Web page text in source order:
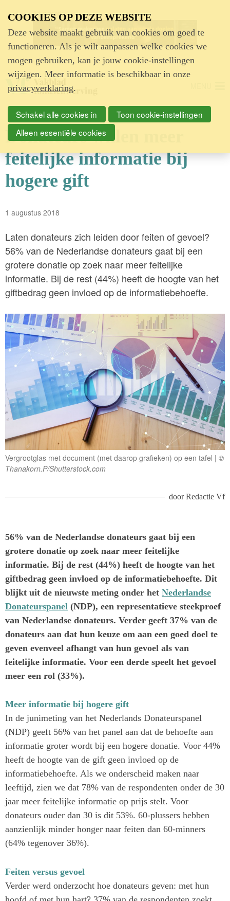
Advertentie
Donateurs willen meer
feitelijke informatie bij
hogere gift
1 augustus 2018
Laten donateurs zich leiden door feiten of gevoel?
56% van de Nederlandse donateurs gaat bij een
grotere donatie op zoek naar meer feitelijke
informatie. Bij de rest (44%) heeft de hoogte van het
giftbedrag geen invloed op de informatiebehoefte.
Vergrootglas met document (met daarop grafieken) op een tafel
©
Thanakorn.P/Shutterstock.com
doorRedactie Vf
56% van de Nederlandse donateurs gaat bij een
grotere donatie op zoek naar meer feitelijke
informatie. Bij de rest (44%) heeft de hoogte van het
giftbedrag geen invloed op de informatiebehoefte. Dit
blijkt uit de nieuwste meting onder het Nederlandse
Donateurspanel (NDP), een representatieve steekproef
van Nederlandse donateurs. Verder geeft 37% van de
donateurs aan dat hun keuze om aan een goed doel te
geven evenveel afhangt van hun gevoel als van
feitelijke informatie. Voor een derde speelt het gevoel
meer een rol (33%).
Meer informatie bij hogere gift
In de junimeting van het Nederlands Donateurspanel
(NDP) geeft 56% van het panel aan dat de behoefte aan
informatie groter wordt bij een hogere donatie. Voor 44%
heeft de hoogte van de gift geen invloed op de
informatiebehoefte. Als we onderscheid maken naar
leeftijd, zien we dat 78% van de respondenten onder de 30
jaar meer feitelijke informatie op prijs stelt. Voor
donateurs ouder dan 30 is dit 53%. 60-plussers hebben
aanzienlijk minder honger naar feiten dan 60-minners
(64% tegenover 36%).
Feiten versus gevoel
Verder werd onderzocht hoe donateurs geven: met hun
COOKIES OP DEZE WEBSITE
Deze website maakt gebruik van cookies om goed te
functioneren. Als je wilt aanpassen welke cookies we
mogen gebruiken, kan je jouw cookie-instellingen
wijzigen. Meer informatie is beschikbaar in onze
privacyverklaring.
Schakel alle cookies in
Toon cookie-instellingen
Alleen essentiële cookies